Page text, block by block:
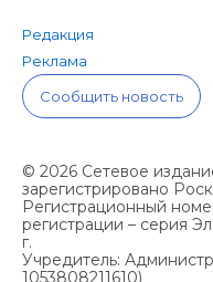
Редакция
Реклама
Сообщить новость
© 2026 Сетевое
зарегистрировано
Регистрационный
регистрации – серия
г.
Учредитель: